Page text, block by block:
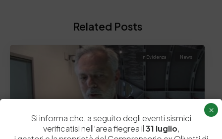
Related Posts
In Evidenza News
Si informa che, a seguito degli eventi sismici
verificatisi nell’area flegrea il31 luglio,
×